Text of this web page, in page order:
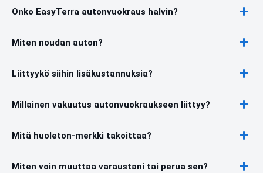
Onko EasyTerra autonvuokraus halvin?
Miten noudan auton?
Liittyykö siihin lisäkustannuksia?
Millainen vakuutus autonvuokraukseen liittyy?
Mitä huoleton-merkki takoittaa?
Miten voin muuttaa varaustani tai perua sen?